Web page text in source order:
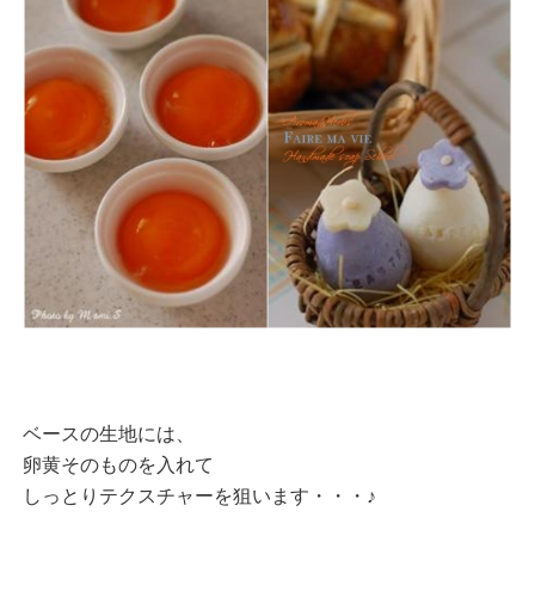
ベースの生地には、
卵黄そのものを入れて
しっとりテクスチャーを狙います・・・♪